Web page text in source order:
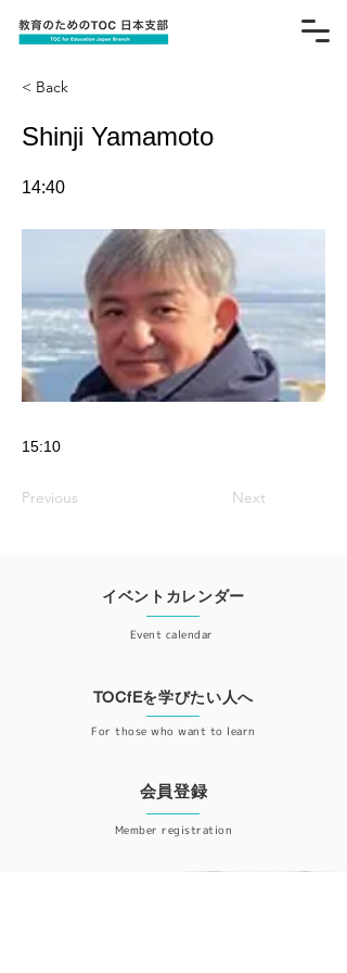
< Back
Shinji Yamamoto
14:40
15:10
Previous Next
イベントカレンダー
Event calendar
TOCfEを学びたい人へ
For those who want to learn
会員登録
Member registration